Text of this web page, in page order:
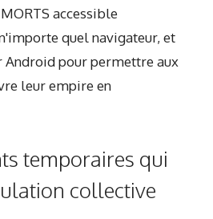
accessible
quel navigateur, et
pour permettre aux
leur empire en
temporaires qui
collective